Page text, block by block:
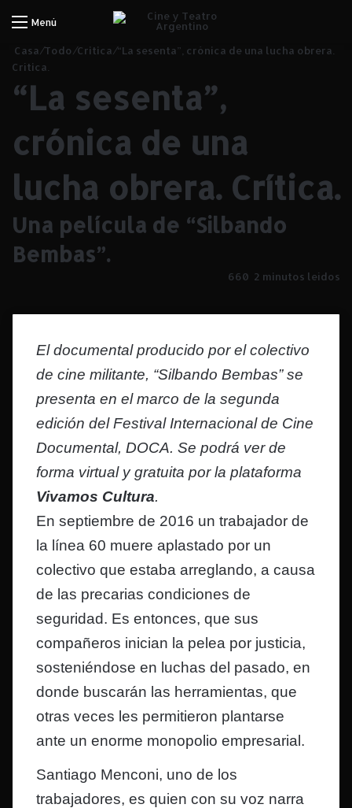
Menú Iniciar Sesión
Casa/Todo /Critica/“La sesenta”, crónica de una lucha obrera.
Crítica.
“La sesenta”,
crónica de una
lucha obrera. Crítica.
Una película de “Silbando
Bembas”.
660 2 minutos leídos
El documental producido por el colectivo
de cine militante, “Silbando Bembas” se
presenta en el marco de la segunda
edición del Festival Internacional de Cine
Documental, DOCA. Se podrá ver de
forma virtual y gratuita por la plataforma
Vivamos Cultura.
En septiembre de 2016 un trabajador de
la línea 60 muere aplastado por un
colectivo que estaba arreglando, a causa
de las precarias condiciones de
seguridad. Es entonces, que sus
compañeros inician la pelea por justicia,
sosteniéndose en luchas del pasado, en
donde buscarán las herramientas, que
otras veces les permitieron plantarse
ante un enorme monopolio empresarial.
Santiago Menconi, uno de los
trabajadores, es quien con su voz narra